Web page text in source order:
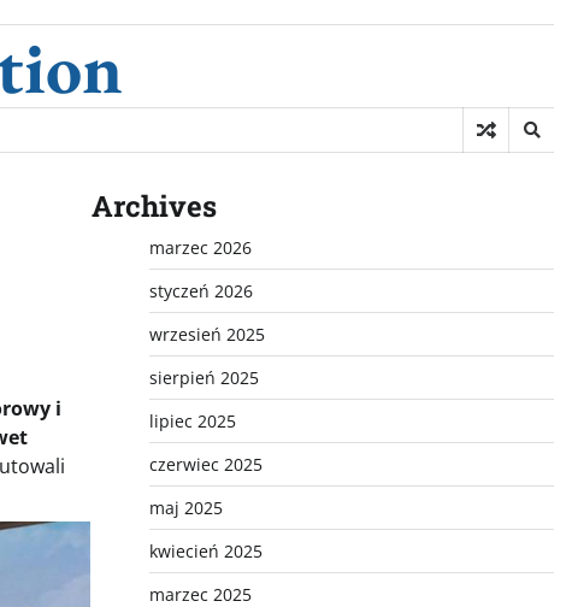
i
Archives
marzec 2026
styczeń 2026
wrzesień 2025
sierpień 2025
lipiec 2025
czerwiec 2025
maj 2025
kwiecień 2025
marzec 2025